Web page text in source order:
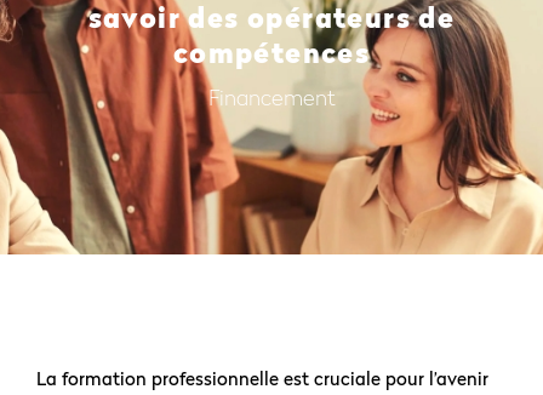
savoir des opérateurs de
compétences
Financement
La formation professionnelle est cruciale pour l’avenir